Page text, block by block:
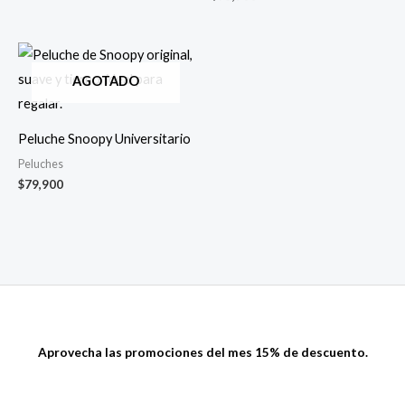
AGOTADO
Peluche Snoopy Universitario
Peluches
$79,900
Aprovecha las promociones del mes 15% de descuento.